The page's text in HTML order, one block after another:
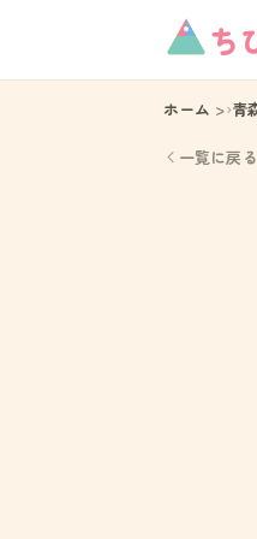
ち
ホーム 青
一覧に戻る